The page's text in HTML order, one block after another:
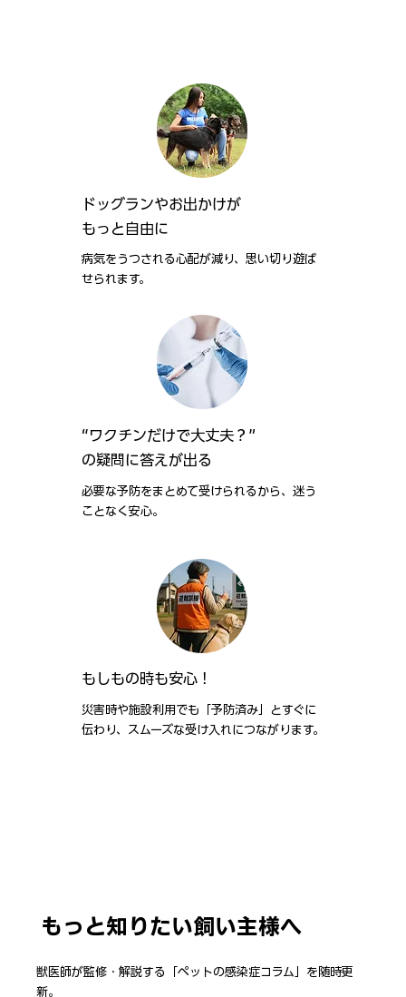
ドッグランやお出かけが
もっと自由に
病気をうつされる心配が減り、思い切り遊ば
せられます。
“ワクチンだけで大丈夫？”
の疑問に答えが出る
必要な予防をまとめて受けられるから、迷う
ことなく安心。
もしもの時も安心！
災害時や施設利用でも「予防済み」とすぐに
伝わり、スムーズな受け入れにつながります。
もっと知りたい飼い主様へ
獣医師が監修・解説する「ペットの感染症コラム」を随時更
新。